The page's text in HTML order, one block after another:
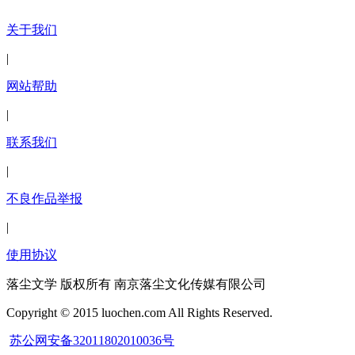
关于我们
|
网站帮助
|
联系我们
|
不良作品举报
|
使用协议
落尘文学 版权所有 南京落尘文化传媒有限公司
Copyright © 2015 luochen.com All Rights Reserved.
苏公网安备32011802010036号